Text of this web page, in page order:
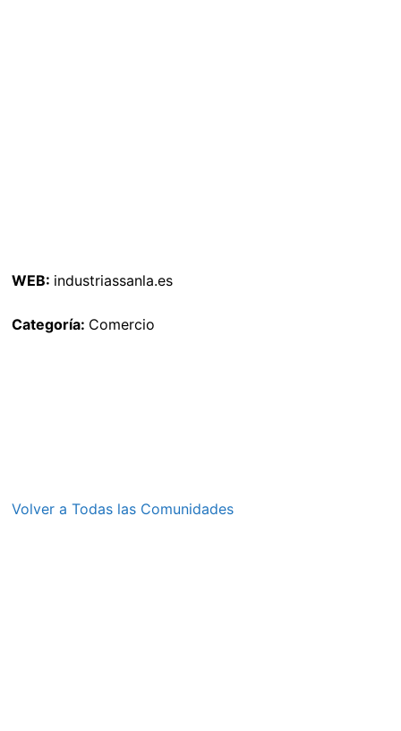
WEB: industriassanla.es
Categoría: Comercio
Volver a Todas las Comunidades